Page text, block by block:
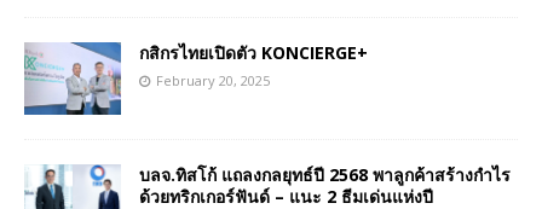
กสิกรไทยเปิดตัว KONCIERGE+
February 20, 2025
บลจ.ทิสโก้ แถลงกลยุทธ์ปี 2568 พาลูกค้าสร้างกำไร
ด้วยทริกเกอร์ฟันด์ – แนะ 2 ธีมเด่นแห่งปี